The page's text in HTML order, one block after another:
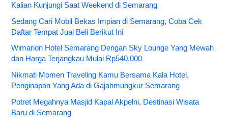
Kalian Kunjungi Saat Weekend di Semarang
Sedang Cari Mobil Bekas Impian di Semarang, Coba Cek
Daftar Tempat Jual Beli Berikut Ini
Wimarion Hotel Semarang Dengan Sky Lounge Yang Mewah
dan Harga Terjangkau Mulai Rp540.000
Nikmati Momen Traveling Kamu Bersama Kala Hotel,
Penginapan Yang Ada di Gajahmungkur Semarang
Potret Megahnya Masjid Kapal Akpelni, Destinasi Wisata
Baru di Semarang